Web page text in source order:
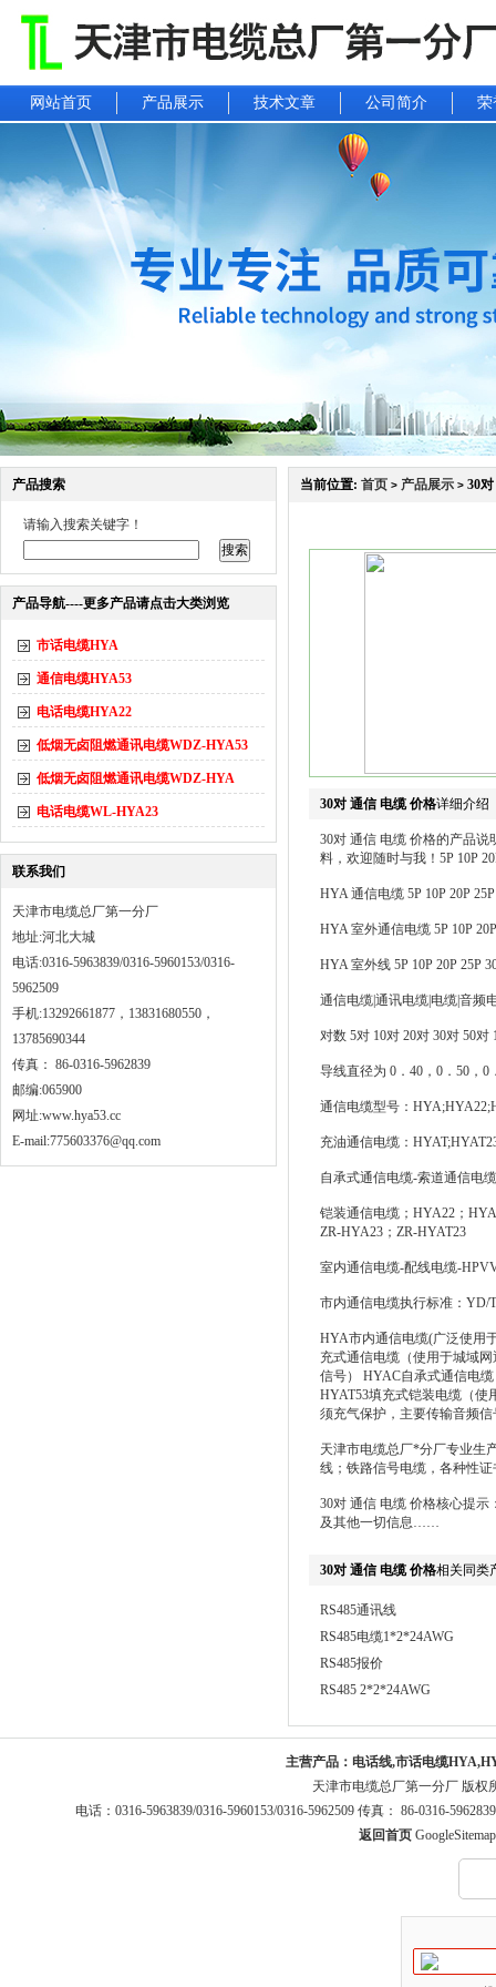
网站首页 产品展示 技术文章 公司简介 荣
产品搜索
请输入搜索关键字！
产品导航----更多产品请点击大类浏览
市话电缆HYA
通信电缆HYA53
电话电缆HYA22
低烟无卤阻燃通讯电缆WDZ-HYA53
低烟无卤阻燃通讯电缆WDZ-HYA
电话电缆WL-HYA23
联系我们
天津市电缆总厂第一分厂
地址:河北大城
电话:0316-5963839/0316-5960153/0316-
5962509
手机:13292661877，13831680550，
13785690344
传真： 86-0316-5962839
邮编:065900
网址:www.hya53.cc
E-mail:775603376@qq.com
当前位置: 首页 > 产品展示 > 30
30对 通信 电缆 价格详细介绍
30对 通信 电缆 价格的产品
料，欢迎随时与我！5P 10P
HYA 通信电缆 5P 10P 20P
HYA 室外通信电缆 5P 10P
HYA 室外线 5P 10P 20P 25P
通信电缆|通讯电缆|电缆|音频
对数 5对 10对 20对 30对 50对
导线直径为 0．40，0．50，0
通信电缆型号：
充油通信电缆：
自承式通信电缆-索道通信电
铠装通信电缆；HYA22；
ZR-HYA23；ZR-HYAT23
室内通信电缆-配线电缆-
市内通信电缆执行标准：YD/
HYA市内通信电缆(广泛使用
充式通信电缆（使用于城域
信号） HYAC自承式通信电
HYAT53填充式铠装电缆（使
须充气保护，主要传输音频信
天津市电缆总厂*分厂专业生
线；铁路信号电缆，各种性
30对 通信 电缆 价格核心提
及其他一切信息……
30对 通信 电缆 价格相关同类
RS485通讯线
RS485电缆1*2*24AWG
RS485报价
RS485 2*2*24AWG
主营产品： 电话线,市话电缆
天津市电缆总厂第一分厂 版权
电话：0316-5963839/0316-5960153/0316-5962509 传真： 86-0316-
返回首页 GoogleSitemap